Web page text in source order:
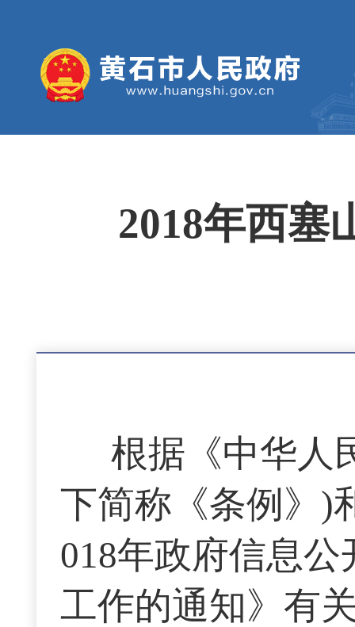
2018年西塞
根据《中华人
下简称《条例》)
018年政府信息
工作的通知》有